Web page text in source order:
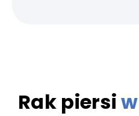
Rak piersi